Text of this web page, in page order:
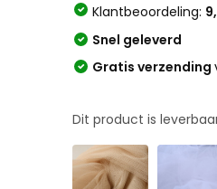
Klantbeoordeling:
Snel geleverd
Gratis verzending
Dit product is